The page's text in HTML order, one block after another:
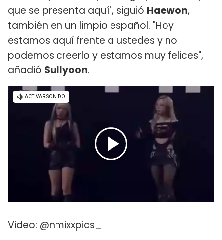
que se presenta aquí", siguió Haewon,
también en un limpio español. "Hoy
estamos aquí frente a ustedes y no
podemos creerlo y estamos muy felices",
añadió Sullyoon.
Video: @nmixxpics_